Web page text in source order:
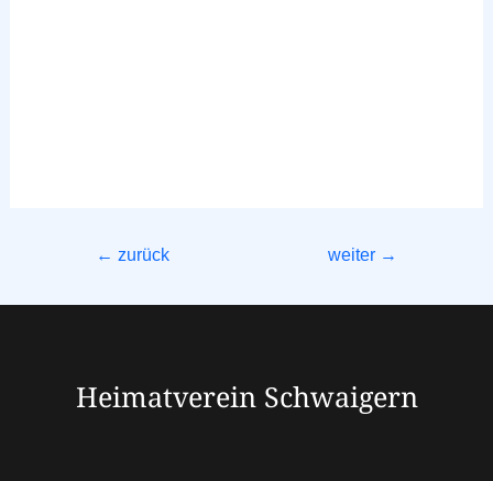
← zurück weiter →
Heimatverein Schwaigern